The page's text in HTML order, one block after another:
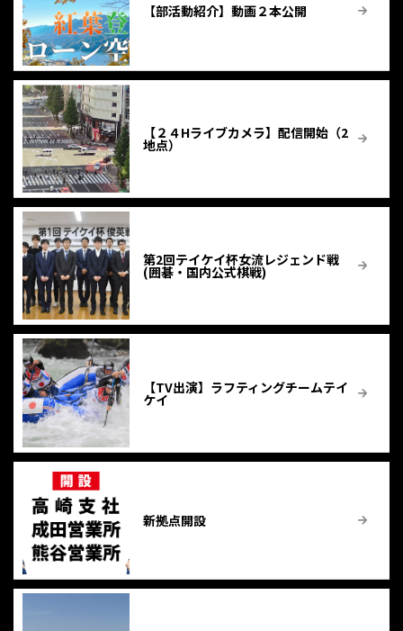
【部活動紹介】動画２本公開
【２４Hライブカメラ】配信開始（2
地点）
第2回テイケイ杯女流レジェンド戦
(囲碁・国内公式棋戦)
【TV出演】ラフティングチームテイ
ケイ
新拠点開設